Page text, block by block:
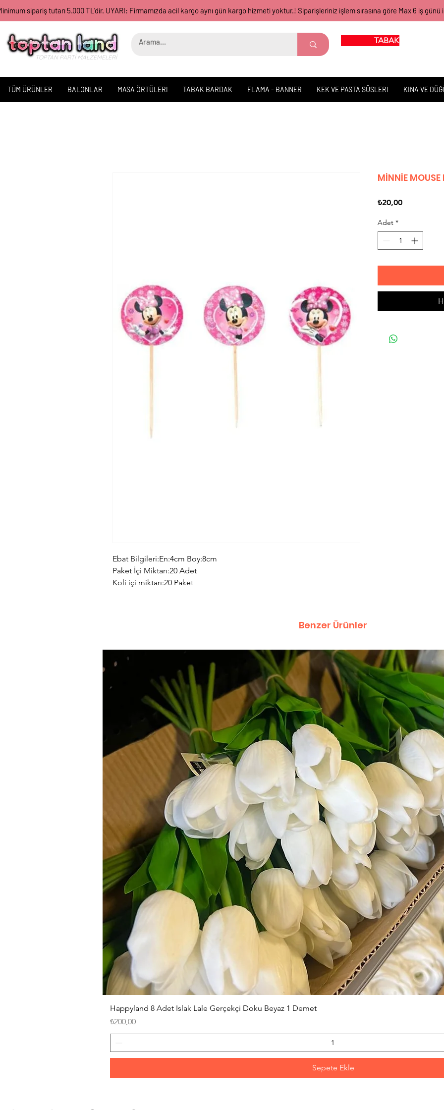
sipariş tutarı 5.000 TL'dir. UYARI: Firmamızda acil kargo aynı gün kargo hizmeti yoktur.! Siparişleriniz işlem sırasına göre Max 6 iş
TOPTAN PARTİ MALZEMELERİ
TABAK BARDAK
TÜM ÜRÜNLER BALONLAR MASA ÖRTÜLERİ TABAK BARDAK FLAMA - BANNER KEK VE PASTA SÜSLERİ KINA VE
Ebat Bilgileri:En:4cm Boy:8cm
Paket İçi Miktarı:20 Adet
Koli içi miktarı:20 Paket
MİNNİE MOUSE
₺20,00Fiyat
Adet *
Benzer Ürünler
Happyland 8 Adet Islak Lale Gerçekçi Doku Beyaz 1 Demet
Fiyat
₺200,00
Sepete Ekle